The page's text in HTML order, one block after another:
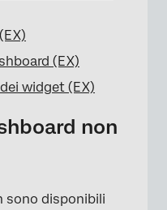
(EX)
widget (EX)
non
sono disponibili